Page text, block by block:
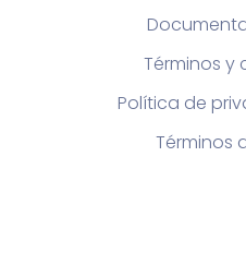
Términos y
Política de
Términos